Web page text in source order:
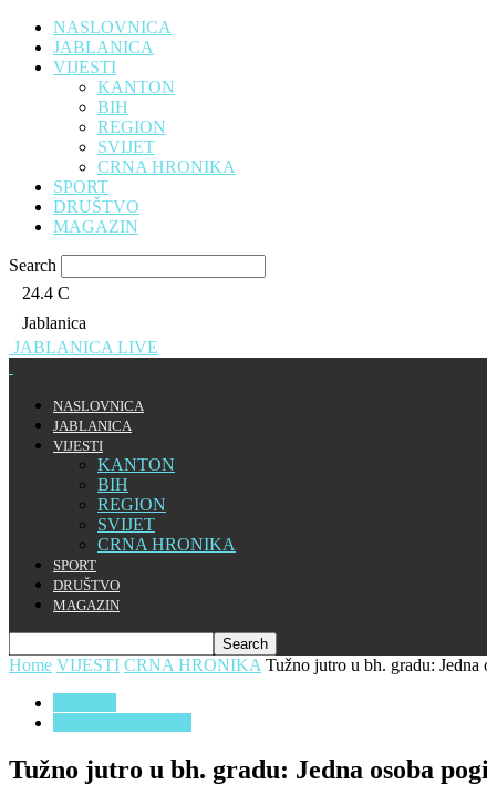
NASLOVNICA
JABLANICA
VIJESTI
KANTON
BIH
REGION
SVIJET
CRNA HRONIKA
SPORT
DRUŠTVO
MAGAZIN
Search
24.4 C
Jablanica
JABLANICA LIVE
NASLOVNICA
JABLANICA
VIJESTI
KANTON
BIH
REGION
SVIJET
CRNA HRONIKA
SPORT
DRUŠTVO
MAGAZIN
Home VIJESTI CRNA HRONIKA Tužno jutro u bh. gradu: Jedna
Tužno jutro u bh. gradu: Jedna osoba